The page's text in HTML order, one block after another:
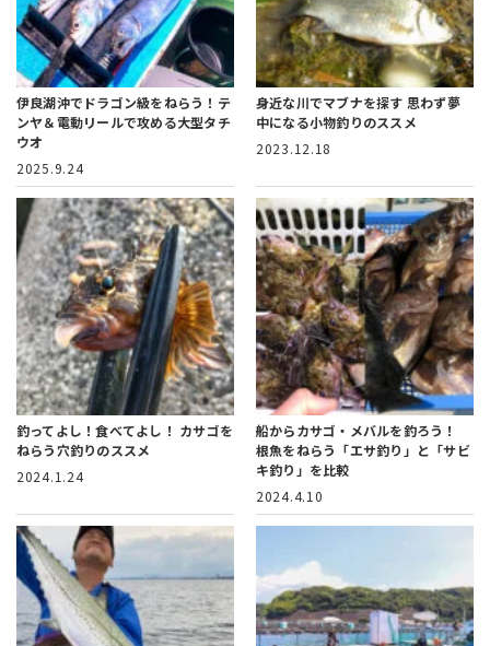
伊良湖沖でドラゴン級をねらう！ テ
ンヤ＆電動リールで攻める大型タチ
ウオ
2025.9.24
身近な川でマブナを探す 思わず夢
中になる小物釣りのススメ
2023.12.18
釣ってよし！食べてよし！ カサゴを
ねらう穴釣りのススメ
2024.1.24
船からカサゴ・メバルを釣ろう！
根魚をねらう「エサ釣り」と「サビ
キ釣り」を比較
2024.4.10